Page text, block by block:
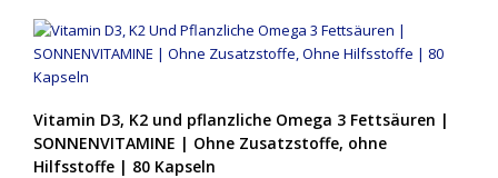
Vitamin D3, K2 und pflanzliche Omega 3 Fettsäuren |
SONNENVITAMINE | Ohne Zusatzstoffe, ohne
Hilfsstoffe | 80 Kapseln